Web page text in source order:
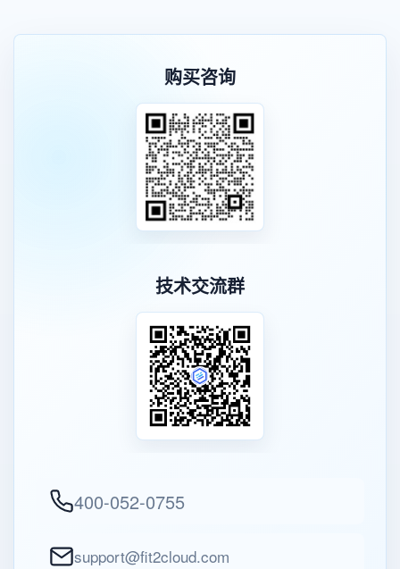
购买咨询
技术交流群
400-052-0755
support@fit2cloud.com